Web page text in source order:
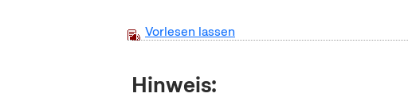
Vorlesen lassen
Hinweis: